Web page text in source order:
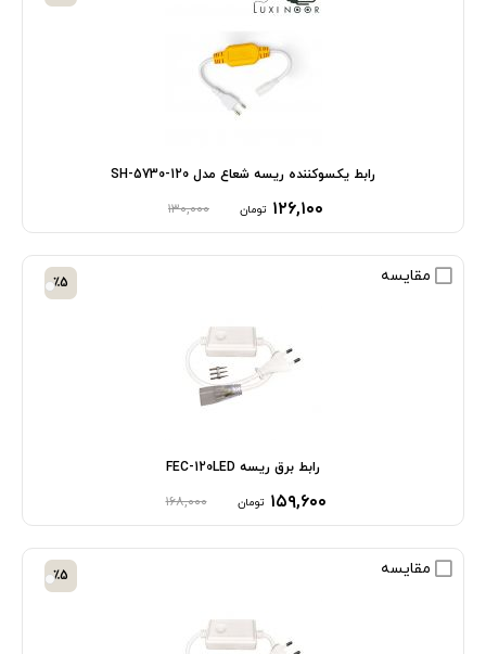
رابط یکسوکننده ریسه شعاع مدل SH-5730-120
۱۲۶,۱۰۰ تومان ۱۳۰,۰۰۰
مقایسه
رابط برق ریسه FEC-120LED
۱۵۹,۶۰۰ تومان ۱۶۸,۰۰۰
٪5
مقایسه ٪5